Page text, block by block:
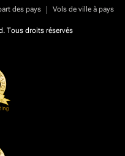
des pays | Vols de ville à pays
Tous droits réservés